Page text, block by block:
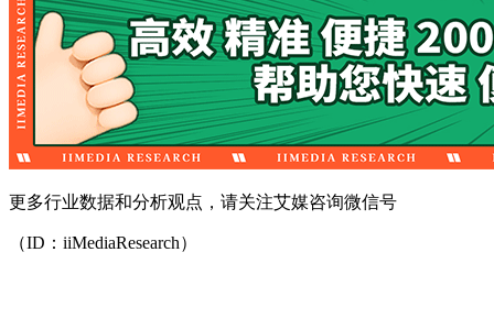
更多行业数据和分析观点，请关注艾媒咨询微信号
（ID：iiMediaResearch）